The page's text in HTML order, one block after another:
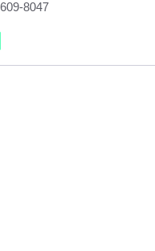
8047